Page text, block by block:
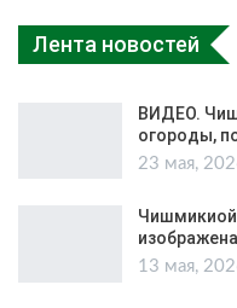
Лента новостей
ВИДЕО.
огороды,
23 мая,
13 мая,